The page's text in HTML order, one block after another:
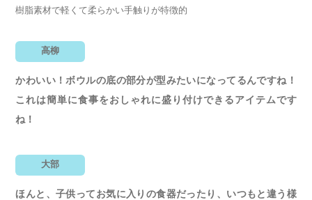
樹脂素材で軽くて柔らかい手触りが特徴的
高柳
かわいい！ボウルの底の部分が型みたいになってるんですね！
これは簡単に食事をおしゃれに盛り付けできるアイテムです
ね！
大部
ほんと、子供ってお気に入りの食器だったり、いつもと違う様